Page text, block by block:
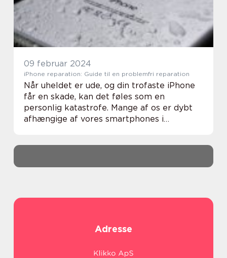
09 februar 2024
iPhone reparation: Guide til en problemfri reparation
Når uheldet er ude, og din trofaste iPhone
får en skade, kan det føles som en
personlig katastrofe. Mange af os er dybt
afhængige af vores smartphones i
Adresse